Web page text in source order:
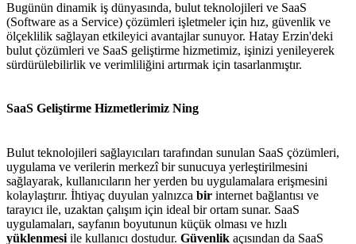
Bugünün dinamik iş dünyasında, bulut teknolojileri ve SaaS
(Software as a Service) çözümleri işletmeler için hız, güvenlik ve
ölçeklilik sağlayan etkileyici avantajlar sunuyor. Hatay Erzin'deki
bulut çözümleri ve SaaS geliştirme hizmetimiz, işinizi yenileyerek
sürdürülebilirlik ve verimliliğini artırmak için tasarlanmıştır.
SaaS Geliştirme Hizmetlerimiz Ning
Bulut teknolojileri sağlayıcıları tarafından sunulan SaaS çözümleri,
uygulama ve verilerin merkezî bir sunucuya yerleştirilmesini
sağlayarak, kullanıcıların her yerden bu uygulamalara erişmesini
kolaylaştırır. İhtiyaç duyulan yalnızca bir internet bağlantısı ve
tarayıcı ile, uzaktan çalışım için ideal bir ortam sunar. SaaS
uygulamaları, sayfanın boyutunun küçük olması ve hızlı
yüklenmesi ile kullanıcı dostudur. Güvenlik açısından da SaaS